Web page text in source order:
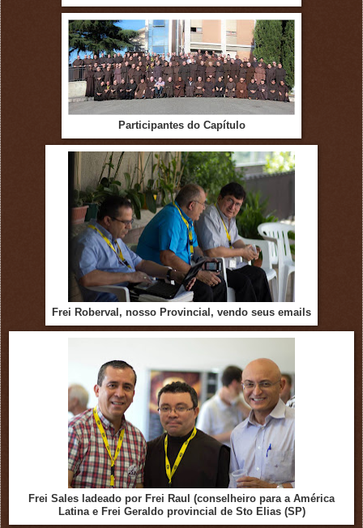
Participantes do Capítulo
Frei Roberval, nosso Provincial, vendo seus emails
Frei Sales ladeado por Frei Raul (conselheiro para a América
Latina e Frei Geraldo provincial de Sto Elias (SP)